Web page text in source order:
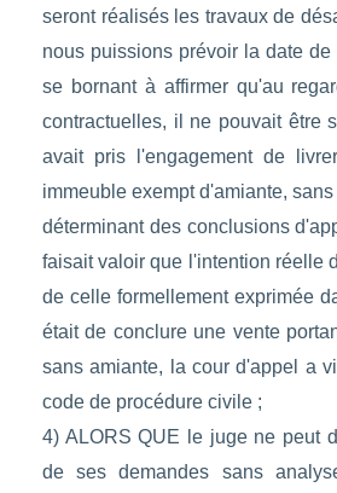
seront réalisés les travaux de
nous puissions prévoir la date
se bornant à affirmer qu'au
contractuelles, il ne pouvait être
avait pris l'engagement de
immeuble exempt d'amiante,
déterminant des conclusions
faisait valoir que l'intention réelle
de celle formellement exprimée
était de conclure une vente
sans amiante, la cour d'appel a
code de procédure civile ;
4) ALORS QUE le juge ne peut
de ses demandes sans